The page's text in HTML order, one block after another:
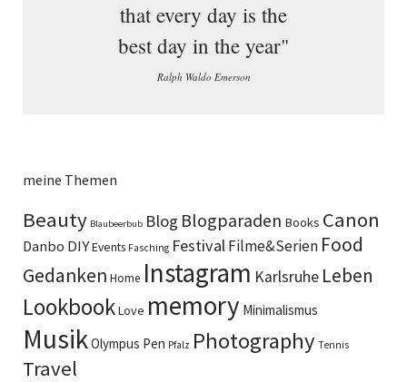
that every day is the
best day in the year"
Ralph Waldo Emerson
meine Themen
Beauty Blaubeerbub Blog Blogparaden Books Canon
Danbo DIYEvents Fasching FestivalFilme&Serien Food
Gedanken Home Instagram Karlsruhe Leben
LookbookLove memory Minimalismus
MusikOlympus Pen Pfalz Photography Tennis
Travel